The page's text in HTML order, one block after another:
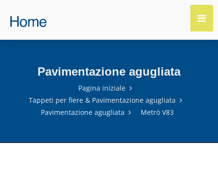
Pavimentazione agugliata
Pagina iniziale
Tappeti per fiere & Pavimentazione agugliata
Pavimentazione agugliata
Metrò V83